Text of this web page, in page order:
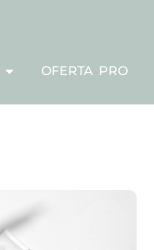
OFERTA PRO